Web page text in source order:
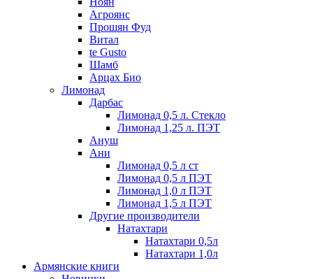
Агроянс
Прошян Фуд
Витал
te Gusto
Шамб
Арцах Био
Лимонад
Дарбас
Лимонад 0,5 л. Стекло
Лимонад 1,25 л. ПЭТ
Ануш
Ани
Лимонад 0,5 л ст
Лимонад 0,5 л ПЭТ
Лимонад 1,0 л ПЭТ
Лимонад 1,5 л ПЭТ
Другие производители
Натахтари
Натахтари 0,5л
Натахтари 1,0л
Армянские книги